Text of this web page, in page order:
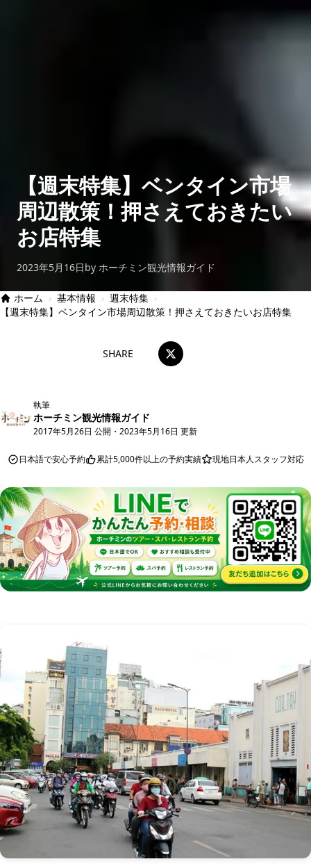
【週末特集】ベンタイン市場
周辺散策！押さえておきたい
お店特集
2023年5月16日by ホーチミン観光情報ガイド
ホーム › 基本情報 › 週末特集 ›
【週末特集】ベンタイン市場周辺散策！押さえておきたいお店特集
SHARE
執筆
ホーチミン観光情報ガイド
2017年5月26日 公開 ・ 2023年5月16日 更新
日本語で安心予約 累計5,000件以上の予約実績 現地日本人スタッフ対応